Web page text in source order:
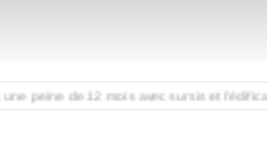
de 12 mois avec sursis et